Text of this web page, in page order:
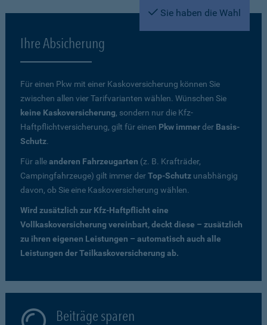
Sie haben die Wahl
Ihre Absicherung
Für einen Pkw mit einer Kaskoversicherung können Sie
zwischen allen vier Tarifvarianten wählen. Wünschen Sie
keine Kaskoversicherung, sondern nur die Kfz-
Haftpflichtversicherung, gilt für einen Pkw immerder Basis-
Schutz.
Für alleanderen Fahrzeugarten (z. B. Krafträder,
Campingfahrzeuge) gilt immer derTop-Schutz unabhängig
davon, ob Sie eine Kaskoversicherung wählen.
Wird zusätzlich zur Kfz-Haftpflicht eine
Vollkaskoversicherung vereinbart, deckt diese – zusätzlich
zu ihren eigenen Leistungen – automatisch auch alle
Leistungen der Teilkaskoversicherung ab.
Beiträge sparen